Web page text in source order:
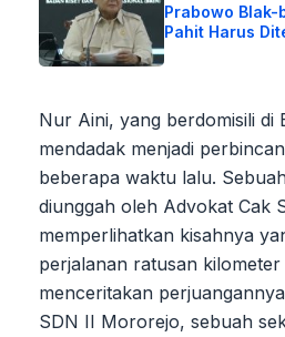
Prabowo Blak-
Pahit Harus
Nur Aini, yang berdomisili di
mendadak menjadi
beberapa waktu lalu.
diunggah oleh Advokat Cak
memperlihatkan kisahnya
perjalanan ratusan
menceritakan
SDN II Mororejo, sebuah